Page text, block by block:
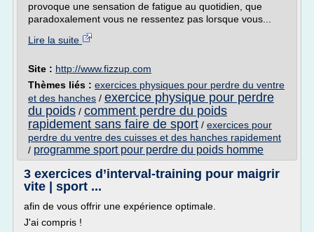
provoque une sensation de fatigue au quotidien, que
paradoxalement vous ne ressentez pas lorsque vous...
Lire la suite
Site : http://www.fizzup.com
Thèmes liés : exercices physiques pour perdre du ventre
et des hanches / exercice physique pour perdre
du poids / comment perdre du poids
rapidement sans faire de sport / exercices pour
perdre du ventre des cuisses et des hanches rapidement
/ programme sport pour perdre du poids homme
3 exercices d’interval-training pour maigrir
vite | sport ...
afin de vous offrir une expérience optimale.
J'ai compris !